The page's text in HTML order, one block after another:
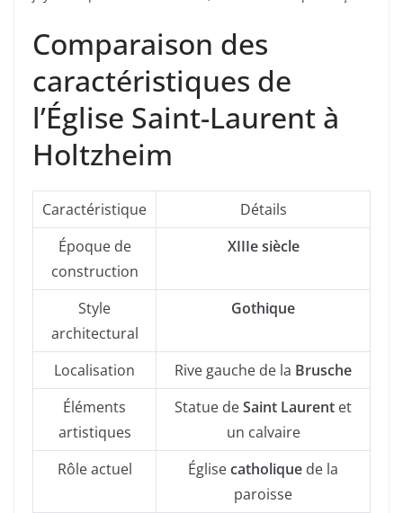
Comparaison des
caractéristiques de
l’Église Saint-Laurent à
Holtzheim
Caractéristique
Détails
Époque de
construction
XIIIe siècle
Style
architectural
Gothique
Localisation Rive gauche de la Brusche
Éléments
artistiques
Statue deSaint Laurent et
un calvaire
Rôle actuel
Églisecatholique de la
paroisse